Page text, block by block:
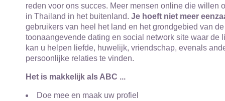
reden voor ons succes. Meer mensen online die willen
in Thailand in het buitenland. Je hoeft niet meer
gebruikers van heel het land en het grondgebied van
toonaangevende dating en social network site waar de
kan u helpen liefde, huwelijk, vriendschap, evenals
persoonlijke relaties te vinden.
Het is makkelijk als ABC ...
Doe mee en maak uw profiel